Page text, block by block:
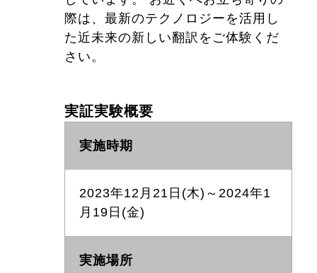
際は、最新のテクノロジーを活用し
た近未来の新しい翻訳をご体験くだ
さい。
実証実験概要
実施時期
2023年12月21日(木)～2024年1
月19日(金)
実施場所